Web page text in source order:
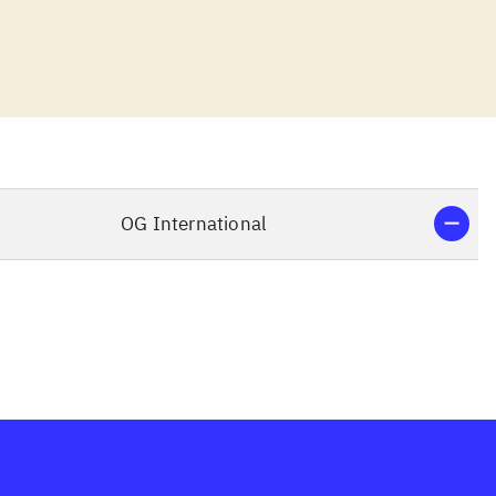
Move
Man kan
form for
mens spillerneOG International